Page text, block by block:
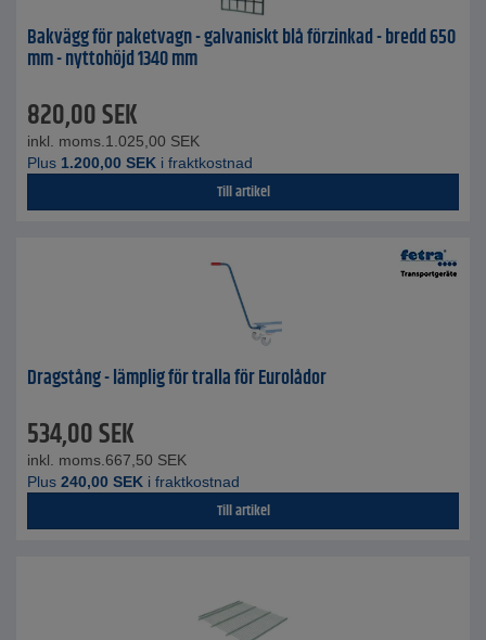
Bakvägg för paketvagn - galvaniskt blå förzinkad - bredd 650
mm - nyttohöjd 1340 mm
820,00SEK
inkl. moms. 1.025,00 SEK
Plus 1.200,00 SEK i fraktkostnad
Till artikel
Dragstång - lämplig för tralla för Eurolådor
534,00SEK
inkl. moms. 667,50 SEK
Plus 240,00 SEK i fraktkostnad
Till artikel